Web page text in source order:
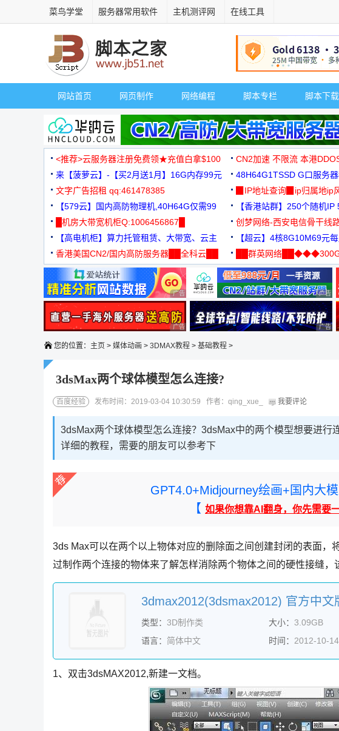
菜鸟学堂 服务器常用软件 主机测评网 在线工具
网站首页 网页制作 网络编程 脚本专栏 脚本下载
<推荐>云服务器注册免费领★充值白拿$100 CN2加速 不限流 本港
来【菠萝云】-【买2月送1月】16G内存99元
48H64G1TSSD G口服务
3000+可免费测试
文字广告招租 qq:461478385
▉IP地址查询▉ip归属地ip
【579云】国内高防物理机,40H64G仅需99
元
【香港站群】250个随机
█机房大带宽机柜Q:1006456867█
创梦网络-西安电信骨干线
88元/月
【高电机柜】算力托管租赁、大带宽、云主
机
【超云】4核8G10M69元每
香港美国CN2/国内高防服务器██全科云██
██群英网络
◆◆◆
广告 商业广告，理性选择 广告
广告 商业广告，理性选择 广告
您的位置： 主页 > 媒体动画 > 3DMAX教程 > 基础教程 >
3dsMax两个球体模型怎么连接?
百度经验 发布时间：2019-03-04 10:30:59 作者：qing_xue_ 我要评论
3dsMax两个球体模型怎么连接？3dsMax中的两个模型想要进行
详细的教程，需要的朋友可以参考下
GPT4.0+Midjourney绘画+国内大
【 如果你想靠AI翻身，你先需要
3ds Max可以在两个以上物体对应的删除面之间创建封闭的表面，
过制作两个连接的物体来了解怎样消除两个物体之间的硬性接缝，
3dmax2012(3dsmax2012) 官方中文
类型： 3D制作类 大小： 3.09GB
语言： 简体中文 时间： 2012-10-14
1、双击3dsMAX2012,新建一文档。